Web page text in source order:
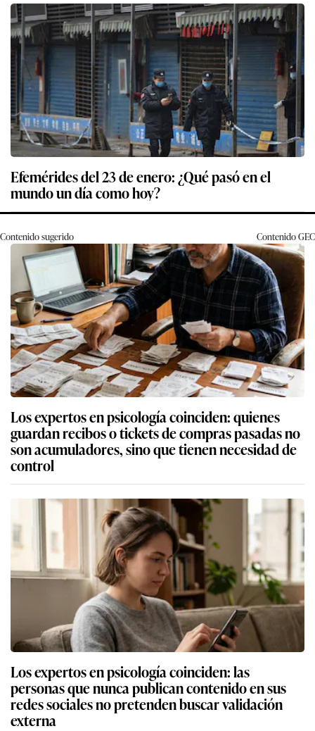
Efemérides del 23 de enero: ¿Qué pasó en el
mundo un día como hoy?
Contenido sugerido ContenidoGEC
Los expertos en psicología coinciden: quienes
guardan recibos o tickets de compras pasadas no
son acumuladores, sino que tienen necesidad de
control
Los expertos en psicología coinciden: las
personas que nunca publican contenido en sus
redes sociales no pretenden buscar validación
externa